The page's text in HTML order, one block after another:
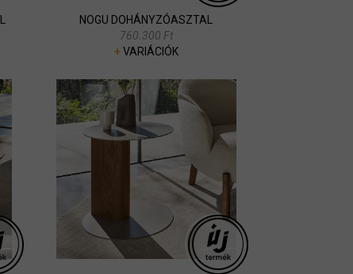
NOGU DOHÁNYZÓASZTAL
760.300 Ft
+VARIÁCIÓK